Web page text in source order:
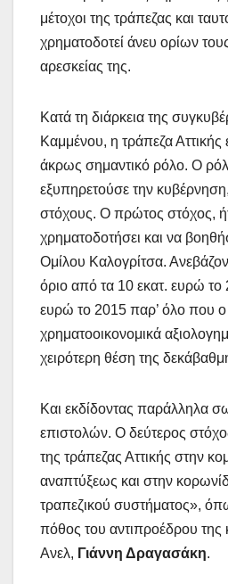
μέτοχοι της τράπεζας και
χρηματοδοτεί άνευ ορίων
αρεσκείας της.
Κατά τη διάρκεια της
Καμμένου, η τράπεζα Αττικής
άκρως σημαντικό ρόλο. Ο
εξυπηρετούσε την
στόχους. Ο πρώτος στόχος,
χρηματοδοτήσει και να
Ομίλου Καλογρίτσα.
όριο από τα 10 εκατ. ευρώ το
ευρώ το 2015 παρ’ όλο που ο
χρηματοοικονομικά
χειρότερη θέση της
Και εκδίδοντας παράλληλα
επιστολών. Ο δεύτερος
της τράπεζας Αττικής στην
αναπτύξεως και στην
τραπεζικού συστήματος»,
πόθος του αντιπροέδρου της
Ανελ, Γιάννη Δραγασάκη.